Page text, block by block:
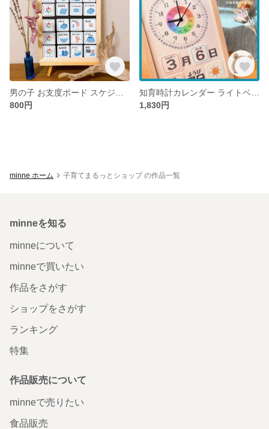
800円
1,830円
minne ホーム 子育てまるっとショップ の作品一覧
minneを知る
minneについて
minneで買いたい
作品をさがす
ショップをさがす
ランキング
特集
作品販売について
minneで売りたい
食品販売